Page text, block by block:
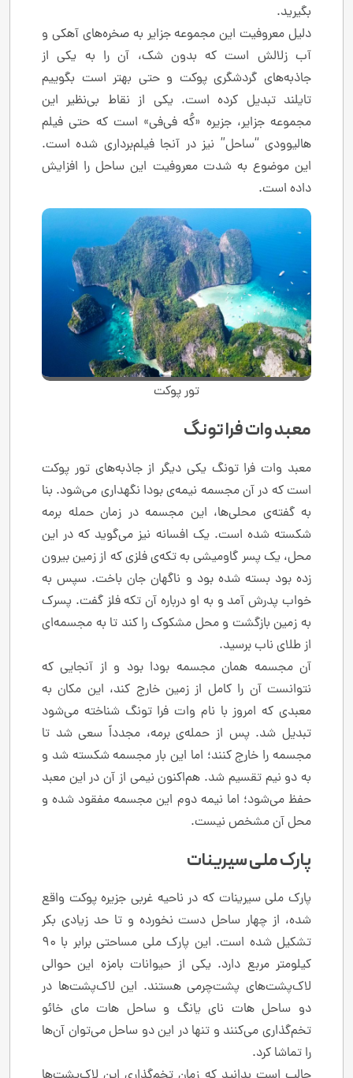
بگیرید.
دلیل معروفیت این مجموعه جزایر به صخره‌های آهکی و
آب زلالش است که بدون شک، آن را به یکی از
جاذبه‌های گردشگری پوکت و حتی بهتر است بگوییم
تایلند تبدیل کرده است. یکی از نقاط بی‌نظیر این
مجموعه جزایر، جزیره «کُه فی‌فی» است که حتی فیلم
هالیوودی “ساحل” نیز در آنجا فیلم‌برداری شده است.
این موضوع به شدت معروفیت این ساحل را افزایش
داده است.
تور پوکت
معبد وات فرا تونگ
معبد وات فرا تونگ یکی دیگر از جاذبه‌های تور پوکت
است که در آن مجسمه نیمه‌ی بودا نگهداری می‌شود. بنا
به گفته‌ی محلی‌ها، این مجسمه در زمان حمله برمه
شکسته شده است. یک افسانه نیز می‌گوید که در این
محل، یک پسر گاومیشی به تکه‌ی فلزی که از زمین بیرون
زده بود بسته شده بود و ناگهان جان باخت. سپس به
خواب پدرش آمد و به او درباره آن تکه فلز گفت. پسرک
به زمین بازگشت و محل مشکوک را کند تا به مجسمه‌ای
از طلای ناب برسید.
آن مجسمه همان مجسمه بودا بود و از آنجایی که
نتوانست آن را کامل از زمین خارج کند، این مکان به
معبدی که امروز با نام وات فرا تونگ شناخته می‌شود
تبدیل شد. پس از حمله‌ی برمه، مجدداً سعی شد تا
مجسمه را خارج کنند؛ اما این بار مجسمه شکسته شد و
به دو نیم تقسیم شد. هم‌اکنون نیمی از آن در این معبد
حفظ می‌شود؛ اما نیمه دوم این مجسمه مفقود شده و
محل آن مشخص نیست.
پارک ملی سیرینات
پارک ملی سیرینات که در ناحیه غربی جزیره پوکت واقع
شده، از چهار ساحل دست نخورده و تا حد زیادی بکر
تشکیل شده است. این پارک ملی مساحتی برابر با ۹۰
کیلومتر مربع دارد. یکی از حیوانات بامزه این حوالی
لاک‌پشت‌های پشت‌چرمی هستند. این لاک‌پشت‌ها در
دو ساحل هات نای یانگ و ساحل هات مای خائو
تخم‌گذاری می‌کنند و تنها در این دو ساحل می‌توان آن‌ها
را تماشا کرد.